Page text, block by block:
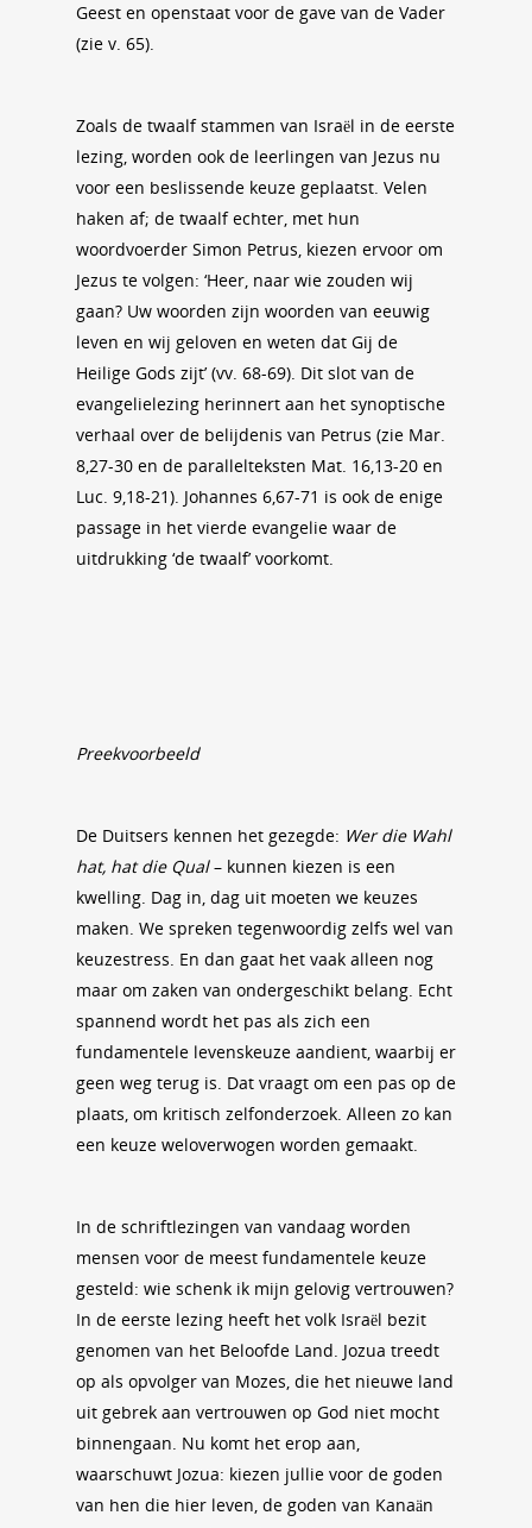
Geest en openstaat voor de gave van de Vader
(zie v. 65).
Zoals de twaalf stammen van Israël in de eerste
lezing, worden ook de leerlingen van Jezus nu
voor een beslissende keuze geplaatst. Velen
haken af; de twaalf echter, met hun
woordvoerder Simon Petrus, kiezen ervoor om
Jezus te volgen: ‘Heer, naar wie zouden wij
gaan? Uw woorden zijn woorden van eeuwig
leven en wij geloven en weten dat Gij de
Heilige Gods zijt’ (vv. 68-69). Dit slot van de
evangelielezing herinnert aan het synoptische
verhaal over de belijdenis van Petrus (zie Mar.
8,27-30 en de parallelteksten Mat. 16,13-20 en
Luc. 9,18-21). Johannes 6,67-71 is ook de enige
passage in het vierde evangelie waar de
uitdrukking ‘de twaalf’ voorkomt.
Preekvoorbeeld
De Duitsers kennen het gezegde: Wer die Wahl
hat, hat die Qual– kunnen kiezen is een
kwelling. Dag in, dag uit moeten we keuzes
maken. We spreken tegenwoordig zelfs wel van
keuzestress. En dan gaat het vaak alleen nog
maar om zaken van ondergeschikt belang. Echt
spannend wordt het pas als zich een
fundamentele levenskeuze aandient, waarbij er
geen weg terug is. Dat vraagt om een pas op de
plaats, om kritisch zelfonderzoek. Alleen zo kan
een keuze weloverwogen worden gemaakt.
In de schriftlezingen van vandaag worden
mensen voor de meest fundamentele keuze
gesteld: wie schenk ik mijn gelovig vertrouwen?
In de eerste lezing heeft het volk Israël bezit
genomen van het Beloofde Land. Jozua treedt
op als opvolger van Mozes, die het nieuwe land
uit gebrek aan vertrouwen op God niet mocht
binnengaan. Nu komt het erop aan,
waarschuwt Jozua: kiezen jullie voor de goden
van hen die hier leven, de goden van Kanaän